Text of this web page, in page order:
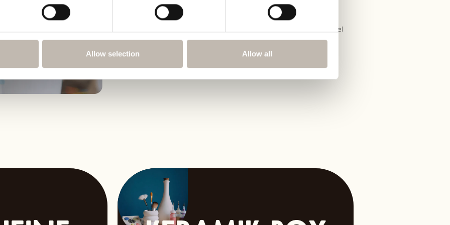
Allow selection Allow all
Raus aus dem Klassenzimmer – und rein ins kreative Erlebnis! Ob
Schulklasse, Ferienprogramm, Verein oder Kindergruppe: In unseren
Workshops gestalten Kinder ihr eigenes Keramikstück und erleben, wie viel